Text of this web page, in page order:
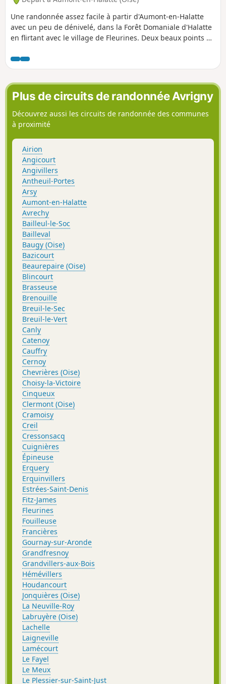
Une randonnée assez facile à partir d'Aumont-en-Halatte
avec un peu de dénivelé, dans la Forêt Domaniale d'Halatte
en flirtant avec le village de Fleurines. Deux beaux points de
Plus de circuits de randonnée Avrigny
Découvrez aussi les circuits de randonnée des communes
à proximité
Airion
Angicourt
Angivillers
Antheuil-Portes
Arsy
Aumont-en-Halatte
Avrechy
Bailleul-le-Soc
Bailleval
Baugy (Oise)
Bazicourt
Beaurepaire (Oise)
Blincourt
Brasseuse
Brenouille
Breuil-le-Sec
Breuil-le-Vert
Canly
Catenoy
Cauffry
Cernoy
Chevrières (Oise)
Choisy-la-Victoire
Cinqueux
Clermont (Oise)
Cramoisy
Creil
Cressonsacq
Cuignières
Épineuse
Erquery
Erquinvillers
Estrées-Saint-Denis
Fitz-James
Fleurines
Fouilleuse
Francières
Gournay-sur-Aronde
Grandfresnoy
Grandvillers-aux-Bois
Hémévillers
Houdancourt
Jonquières (Oise)
La Neuville-Roy
Labruyère (Oise)
Lachelle
Laigneville
Lamécourt
Le Fayel
Le Meux
Le Plessier-sur-Saint-Just